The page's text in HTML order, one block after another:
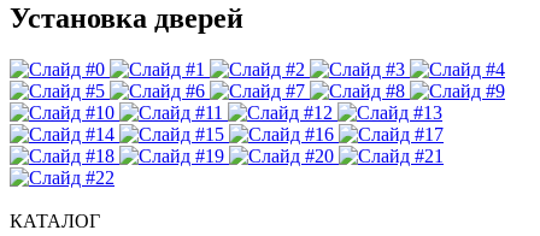
Установка дверей
КАТАЛОГ